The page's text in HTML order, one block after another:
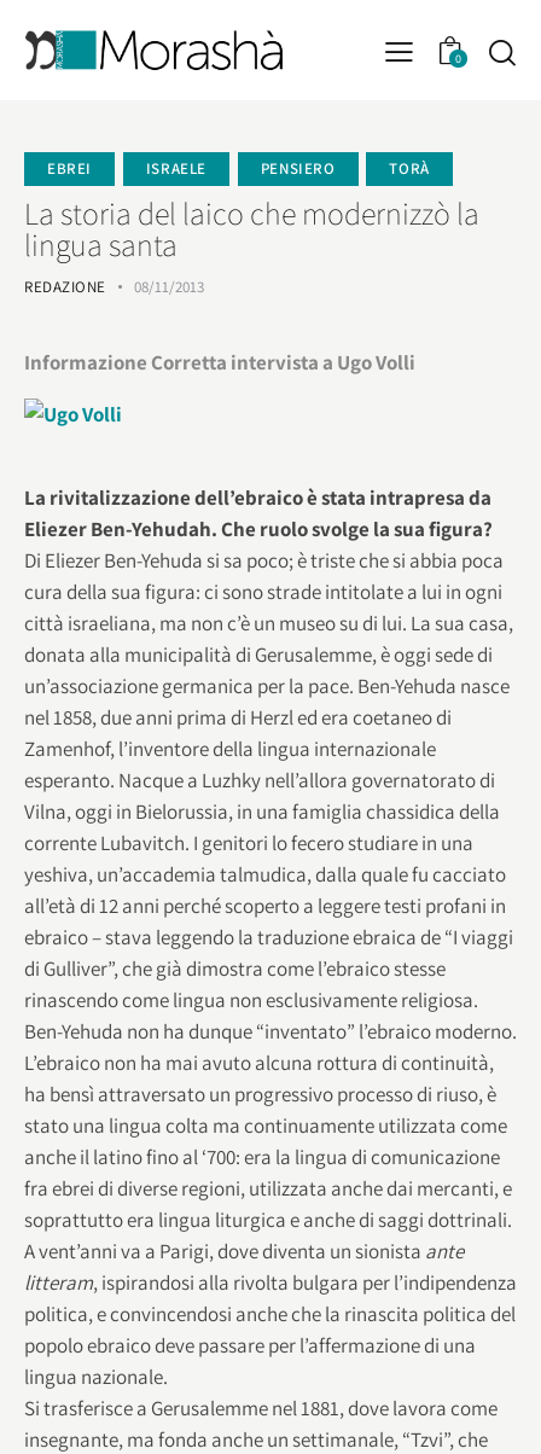
0
EBREI ISRAELE PENSIERO TORÀ
La storia del laico che modernizzò la
lingua santa
REDAZIONE 08/11/2013
Informazione Corretta intervista a Ugo Volli
La rivitalizzazione dell’ebraico è stata intrapresa da
Eliezer Ben-Yehudah. Che ruolo svolge la sua figura?
Di Eliezer Ben-Yehuda si sa poco; è triste che si abbia poca
cura della sua figura: ci sono strade intitolate a lui in ogni
città israeliana, ma non c’è un museo su di lui. La sua casa,
donata alla municipalità di Gerusalemme, è oggi sede di
un’associazione germanica per la pace. Ben-Yehuda nasce
nel 1858, due anni prima di Herzl ed era coetaneo di
Zamenhof, l’inventore della lingua internazionale
esperanto. Nacque a Luzhky nell’allora governatorato di
Vilna, oggi in Bielorussia, in una famiglia chassidica della
corrente Lubavitch. I genitori lo fecero studiare in una
yeshiva, un’accademia talmudica, dalla quale fu cacciato
all’età di 12 anni perché scoperto a leggere testi profani in
ebraico – stava leggendo la traduzione ebraica de “I viaggi
di Gulliver”, che già dimostra come l’ebraico stesse
rinascendo come lingua non esclusivamente religiosa.
Ben-Yehuda non ha dunque “inventato” l’ebraico moderno.
L’ebraico non ha mai avuto alcuna rottura di continuità,
ha bensì attraversato un progressivo processo di riuso, è
stato una lingua colta ma continuamente utilizzata come
anche il latino fino al ‘700: era la lingua di comunicazione
fra ebrei di diverse regioni, utilizzata anche dai mercanti, e
soprattutto era lingua liturgica e anche di saggi dottrinali.
A vent’anni va a Parigi, dove diventa un sionista ante
litteram, ispirandosi alla rivolta bulgara per l’indipendenza
politica, e convincendosi anche che la rinascita politica del
popolo ebraico deve passare per l’affermazione di una
lingua nazionale.
Si trasferisce a Gerusalemme nel 1881, dove lavora come
insegnante, ma fonda anche un settimanale, “Tzvi”, che